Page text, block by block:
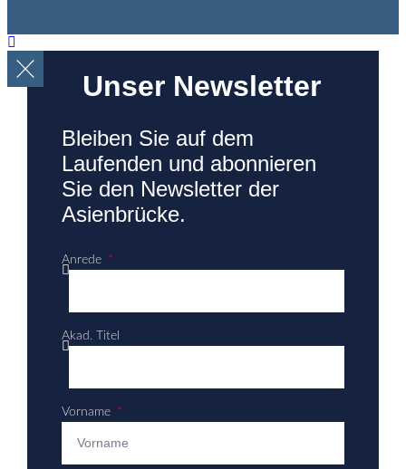
Unser Newsletter
Bleiben Sie auf dem
Laufenden und abonnieren
Sie den Newsletter der
Asienbrücke.
Anrede
Akad. Titel
Vorname